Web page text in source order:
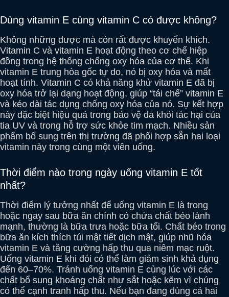
Dùng vitamin E cùng vitamin C có được không?
Không những được mà còn rất được khuyến khích.
Vitamin C và vitamin E hoạt động theo cơ chế hiệp
đồng trong hệ thống chống oxy hóa của cơ thể. Khi
vitamin E trung hòa gốc tự do, nó bị oxy hóa và mất
hoạt tính. Vitamin C có khả năng khử vitamin E đã bị
oxy hóa trở lại dạng hoạt động, giúp “tái chế” vitamin E
và kéo dài tác dụng chống oxy hóa của nó. Sự kết hợp
này đặc biệt hiệu quả trong bảo vệ da khỏi tác hại của
tia UV và trong hỗ trợ sức khỏe tim mạch. Nhiều sản
phẩm bổ sung trên thị trường đã phối hợp sẵn hai loại
vitamin này trong cùng một viên uống.
Thời điểm nào trong ngày uống vitamin E tốt
nhất?
Thời điểm lý tưởng nhất để uống vitamin E là trong
hoặc ngay sau bữa ăn chính có chứa chất béo lành
mạnh, thường là bữa trưa hoặc bữa tối. Chất béo trong
bữa ăn kích thích túi mật tiết dịch mật, giúp nhũ hóa
vitamin E và tăng cường hấp thu qua niêm mạc ruột.
Uống vitamin E khi đói có thể làm giảm sinh khả dụng
đến 60–70%. Tránh uống vitamin E cùng lúc với các
chất bổ sung khoáng chất như sắt hoặc kẽm vì chúng
có thể cạnh tranh hấp thu. Nếu bạn đang dùng cả hai